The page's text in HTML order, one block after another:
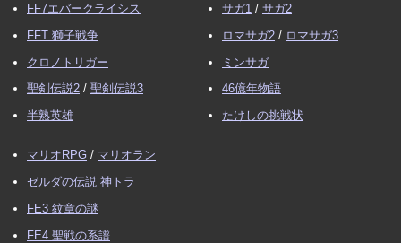
FF7エバークライシス
FFT 獅子戦争
クロノトリガー
聖剣伝説2 / 聖剣伝説3
半熟英雄
サガ1 / サガ2
ロマサガ2 / ロマサガ3
ミンサガ
46億年物語
たけしの挑戦状
マリオRPG / マリオラン
ゼルダの伝説 神トラ
FE3 紋章の謎
FE4 聖戦の系譜